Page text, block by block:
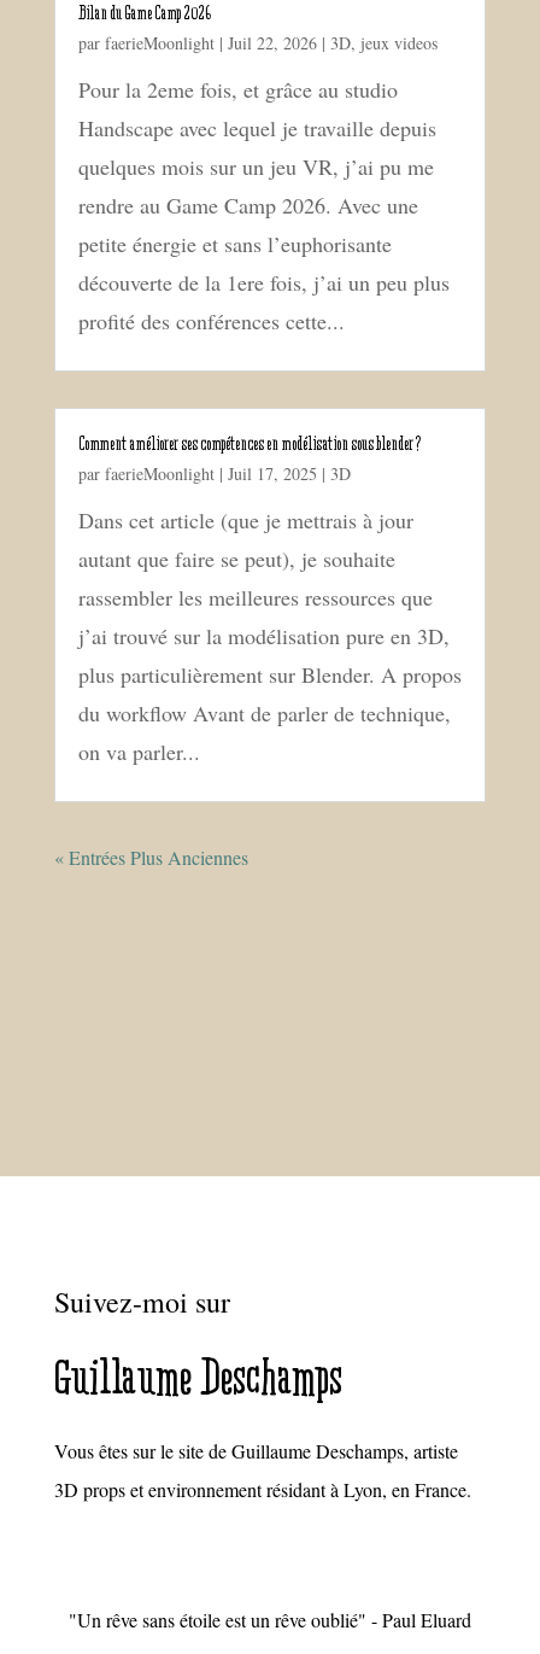
Bilan du Game Camp 2026
par faerieMoonlight| Juil 22, 2026| 3D, jeux videos
Pour la 2eme fois, et grâce au studio
Handscape avec lequel je travaille depuis
quelques mois sur un jeu VR, j’ai pu me
rendre au Game Camp 2026. Avec une
petite énergie et sans l’euphorisante
découverte de la 1ere fois, j’ai un peu plus
profité des conférences cette...
Comment améliorer ses compétences en modélisation sous blender ?
par faerieMoonlight| Juil 17, 2025 | 3D
Dans cet article (que je mettrais à jour
autant que faire se peut), je souhaite
rassembler les meilleures ressources que
j’ai trouvé sur la modélisation pure en 3D,
plus particulièrement sur Blender. A propos
du workflow Avant de parler de technique,
on va parler...
« Entrées Plus Anciennes
Suivez-moi sur
Guillaume Deschamps
Vous êtes sur le site de Guillaume Deschamps, artiste
3D props et environnement résidant à Lyon, en France.
"Un rêve sans étoile est un rêve oublié" - Paul Eluard